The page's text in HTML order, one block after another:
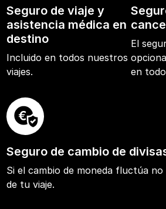
Seguro de viaje y
asistencia médica en
destino
Incluido en todos nuestros
viajes.
El
en
Seguro de cambio de
Si el cambio de moneda fluctúa
de tu viaje.